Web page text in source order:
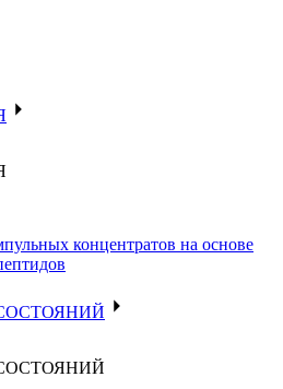
концентратов на основе